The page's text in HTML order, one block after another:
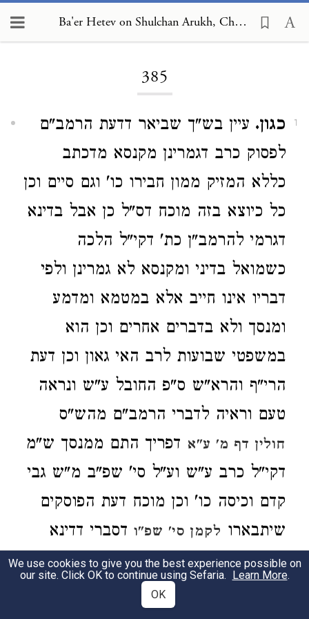
Ba'er Hetev on Shulchan Arukh, Choshen Mishpat 385
385
1 כגון. עיין בש"ך שביאר דדעת הרמב"ם
לפסוק כרב דגמרינן מקנסא מדכתב
כללא המזיק ממון חבירו כו' וגם סיים וכן
כל כיוצא בזה מוכח דס"ל כן אבל בדינא
דגרמי להרמב"ן כת' דקי"ל הלכה
כשמואל בדיני ומקנסא לא גמרינן ולפי
דבריו אינו חייב אלא במטמא ומדמע
ומנסך ולא בדברים אחרים וכן הוא
במשפטי שבועות לרב האי גאון וכן דעת
הרי"ף והרא"ש ס"פ החובל ע"ש ונראה
טעם וראיה לדברי הרמב"ם מהש"ס
חולין דף מ' ע"א דפריך התם ממנסך ש"מ
דקי"ל כרב ע"ש וע"ל סי' שפ"ב מ"ש גבי
קדם וכיסה כו' וכן מוכח דעת הפוסקים
שיתבארו לקמן סי' שפ"ו דסברי דדינא
דגרמי קנסא הוא ומקנסא ילפינן וע"ש
We use cookies to give you the best experience possible on
our site. Click OK to continue using Sefaria. Learn More.
OK